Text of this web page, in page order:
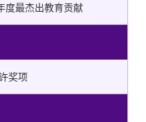
度最杰出教育贡献
奖项